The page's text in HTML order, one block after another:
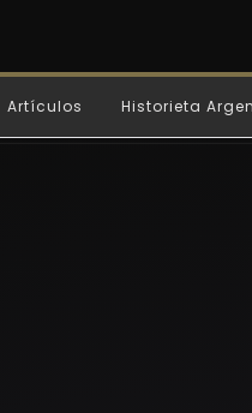
Artículos Historieta